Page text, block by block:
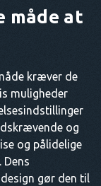
måde at
kræver de
muligheder
og
og pålidelige
. Dens
gør den til